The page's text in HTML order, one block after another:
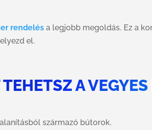
rendelés a legjobb megoldás. Ez a
el.
A
származó bútorok.